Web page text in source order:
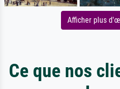
Afficher plus
Ce que nos